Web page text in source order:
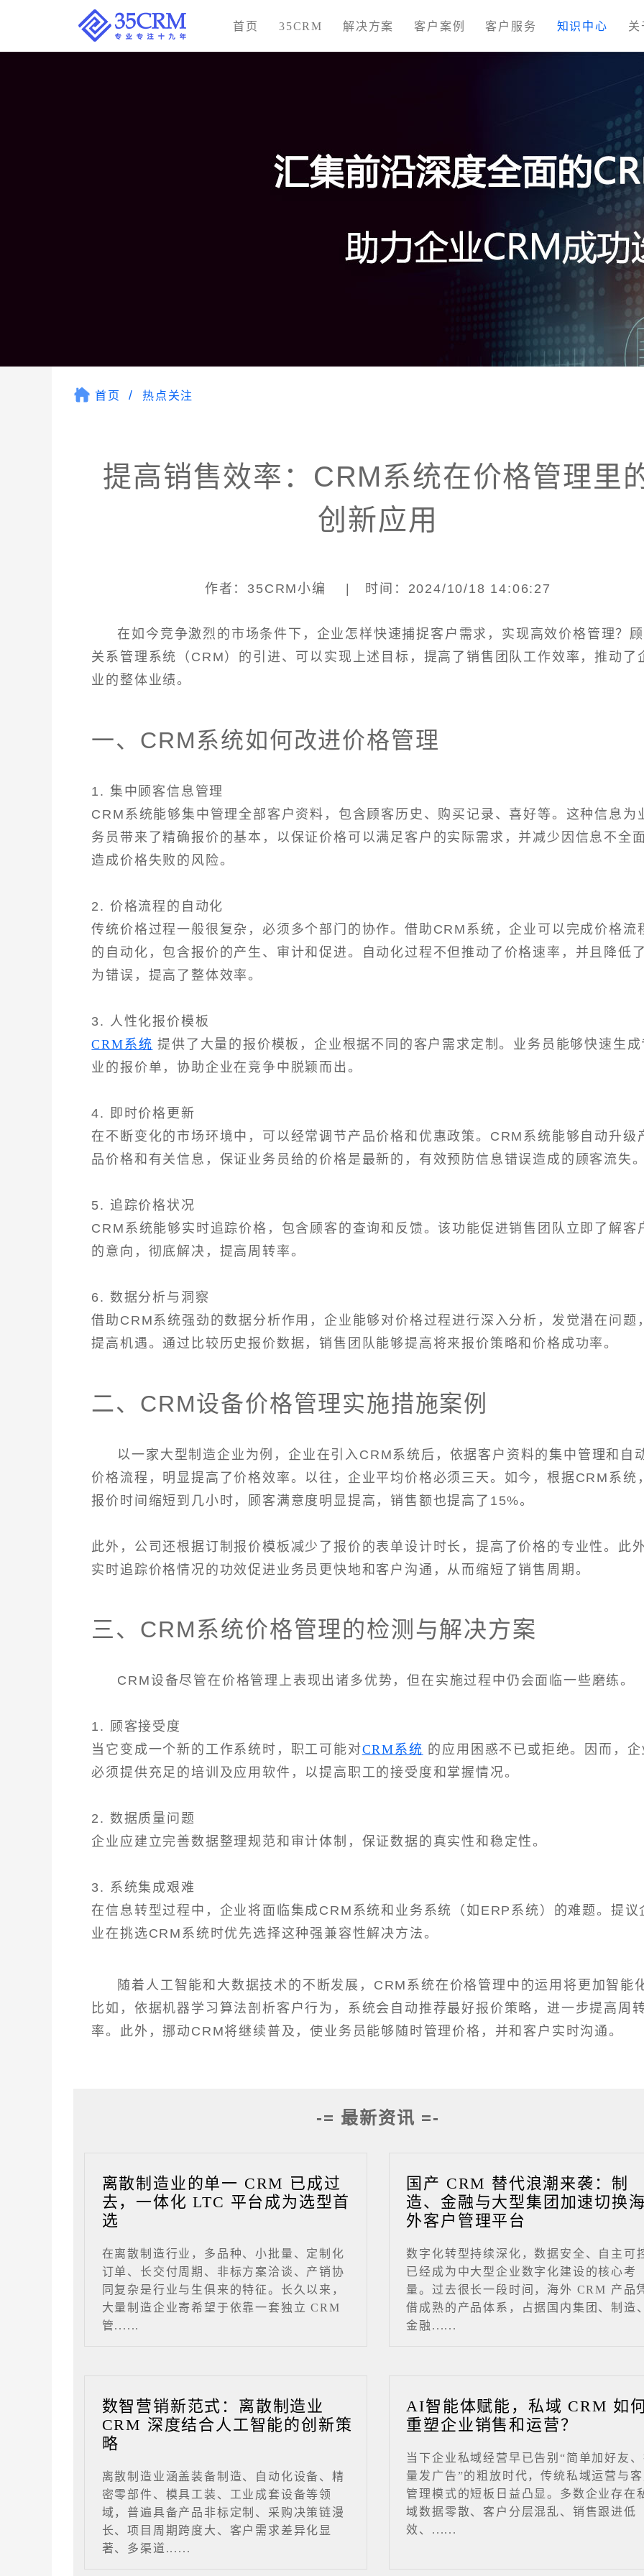
首页 35CRM 解决方案 客户案例 客户服务 知识中心 关
首页 热点关注
提高销售效率：CRM系统在价格管理里
创新应用
作者：35CRM小编 | 时间：2024/10/18 14:06:27
在如今竞争激烈的市场条件下，企业怎样快速捕捉客户需求，实现高效价格管理？
关系管理系统（CRM）的引进、可以实现上述目标，提高了销售团队工作效率，推动了
业的整体业绩。
一、CRM系统如何改进价格管理
1. 集中顾客信息管理
CRM系统能够集中管理全部客户资料，包含顾客历史、购买记录、喜好等。这种信息为
务员带来了精确报价的基本，以保证价格可以满足客户的实际需求，并减少因信息不全
造成价格失败的风险。
2. 价格流程的自动化
传统价格过程一般很复杂，必须多个部门的协作。借助CRM系统，企业可以完成价格流
的自动化，包含报价的产生、审计和促进。自动化过程不但推动了价格速率，并且降低
为错误，提高了整体效率。
3. 人性化报价模板
CRM系统 提供了大量的报价模板，企业根据不同的客户需求定制。业务员能够快速生成
业的报价单，协助企业在竞争中脱颖而出。
4. 即时价格更新
在不断变化的市场环境中，可以经常调节产品价格和优惠政策。CRM系统能够自动升级
品价格和有关信息，保证业务员给的价格是最新的，有效预防信息错误造成的顾客流失
5. 追踪价格状况
CRM系统能够实时追踪价格，包含顾客的查询和反馈。该功能促进销售团队立即了解客
的意向，彻底解决，提高周转率。
6. 数据分析与洞察
借助CRM系统强劲的数据分析作用，企业能够对价格过程进行深入分析，发觉潜在问题
提高机遇。通过比较历史报价数据，销售团队能够提高将来报价策略和价格成功率。
二、CRM设备价格管理实施措施案例
以一家大型制造企业为例，企业在引入CRM系统后，依据客户资料的集中管理和自
价格流程，明显提高了价格效率。以往，企业平均价格必须三天。如今，根据CRM系统
报价时间缩短到几小时，顾客满意度明显提高，销售额也提高了15%。
此外，公司还根据订制报价模板减少了报价的表单设计时长，提高了价格的专业性。此
实时追踪价格情况的功效促进业务员更快地和客户沟通，从而缩短了销售周期。
三、CRM系统价格管理的检测与解决方案
CRM设备尽管在价格管理上表现出诸多优势，但在实施过程中仍会面临一些磨练。
1. 顾客接受度
当它变成一个新的工作系统时，职工可能对CRM系统 的应用困惑不已或拒绝。因而，
必须提供充足的培训及应用软件，以提高职工的接受度和掌握情况。
2. 数据质量问题
企业应建立完善数据整理规范和审计体制，保证数据的真实性和稳定性。
3. 系统集成艰难
在信息转型过程中，企业将面临集成CRM系统和业务系统（如ERP系统）的难题。提议
业在挑选CRM系统时优先选择这种强兼容性解决方法。
随着人工智能和大数据技术的不断发展，CRM系统在价格管理中的运用将更加智能
比如，依据机器学习算法剖析客户行为，系统会自动推荐最好报价策略，进一步提高周
率。此外，挪动CRM将继续普及，使业务员能够随时管理价格，并和客户实时沟通。
-= 最新资讯 =-
离散制造业的单一 CRM 已成过
去，一体化 LTC 平台成为选型首
选
在离散制造行业，多品种、小批量、定制化
订单、长交付周期、非标方案洽谈、产销协
同复杂是行业与生俱来的特征。长久以来，
大量制造企业寄希望于依靠一套独立 CRM
管......
国产 CRM 替代浪潮来袭：制
造、金融与大型集团加速切换
外客户管理平台
数字化转型持续深化，数据安全、自主可
已经成为中大型企业数字化建设的核心考
量。过去很长一段时间，海外 CRM 产品
借成熟的产品体系，占据国内集团、制造
金融......
数智营销新范式：离散制造业
CRM 深度结合人工智能的创新策
略
离散制造业涵盖装备制造、自动化设备、精
密零部件、模具工装、工业成套设备等领
域，普遍具备产品非标定制、采购决策链漫
长、项目周期跨度大、客户需求差异化显
著、多渠道......
AI智能体赋能，私域 CRM 如
重塑企业销售和运营？
当下企业私域经营早已告别“简单加好友
量发广告”的粗放时代，传统私域运营与
管理模式的短板日益凸显。多数企业存在
域数据零散、客户分层混乱、销售跟进低
效、......